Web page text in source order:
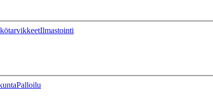
Ilmastointi
Palloilu